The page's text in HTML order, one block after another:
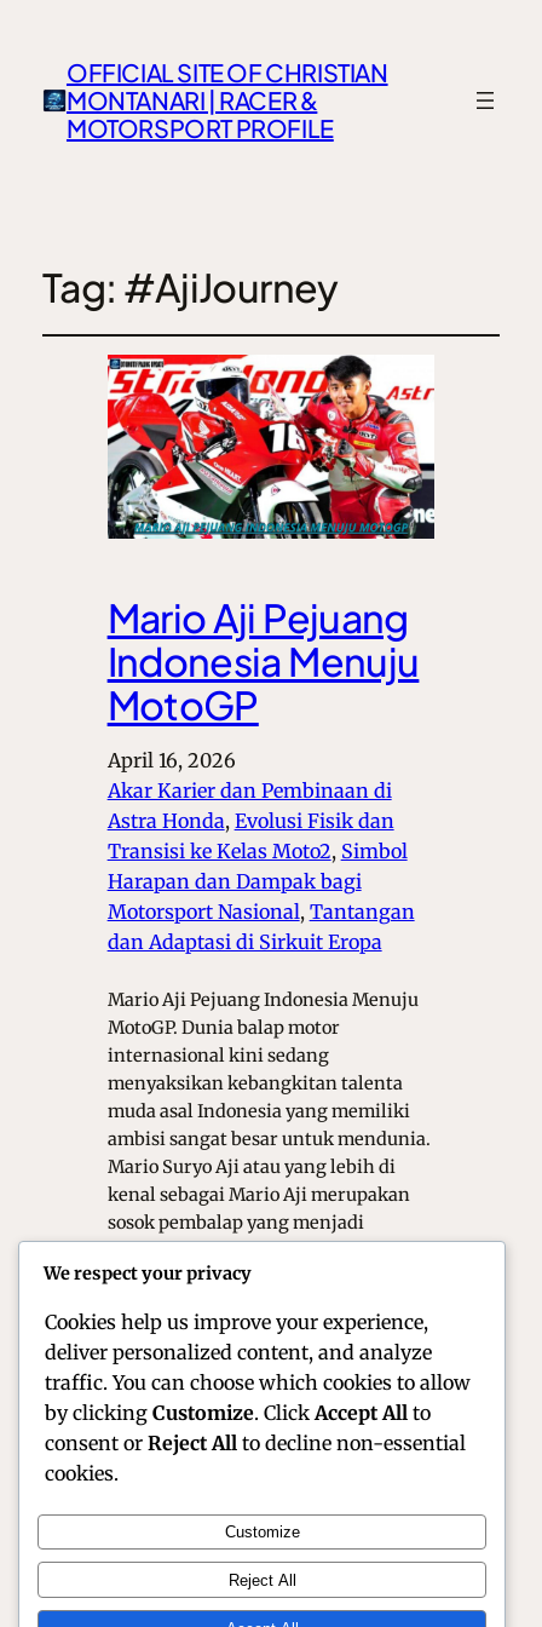
OFFICIAL SITE OF CHRISTIAN
MONTANARI | RACER &
MOTORSPORT PROFILE
Tag: #AjiJourney
Mario Aji Pejuang
Indonesia Menuju
MotoGP
April 16, 2026
Akar Karier dan Pembinaan di
Astra Honda, Evolusi Fisik dan
Transisi ke Kelas Moto2, Simbol
Harapan dan Dampak bagi
Motorsport Nasional, Tantangan
dan Adaptasi di Sirkuit Eropa
Mario Aji Pejuang Indonesia Menuju
MotoGP. Dunia balap motor
internasional kini sedang
menyaksikan kebangkitan talenta
muda asal Indonesia yang memiliki
ambisi sangat besar untuk mendunia.
Mario Suryo Aji atau yang lebih di
kenal sebagai Mario Aji merupakan
sosok pembalap yang menjadi
sedang berjuang di kelas Moto2 untuk
Official Site of Christian Montanari | Racer &
Motorsport Profile
We respect your privacy
Cookies help us improve your experience,
deliver personalized content, and analyze
traffic. You can choose which cookies to allow
by clicking Customize. Click Accept All to
consent or Reject All to decline non-essential
cookies.
Customize
Reject All